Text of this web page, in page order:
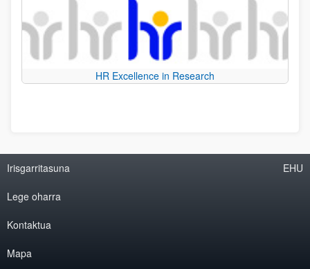
HR Excellence in Research
Irisgarritasuna
Lege oharra
Kontaktua
Mapa
EHU